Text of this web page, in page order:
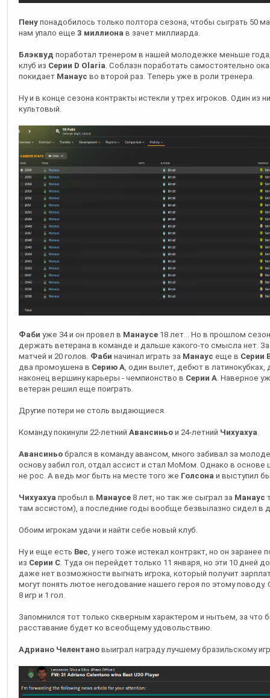
клуб изСерии D Olaria. Соблазн поработать самостоятельно
покидает Манаусво второй раз. Теперь уже в роли тренера.
Ну и в конце сезона контракты истекли у трех игроков. Один из
культовый.
Фаби уже 34 и он провел в
18 лет... Но в прошлом
матчей и 20 голов.Фабиначинал играть заМанаусеще вСерии
наконец вершину карьеры - чемпионство вСерии А. Наверное
ветеран решил еще поиграть.
Другие потери не столь выдающиеся.
Команду покинули 22-летнийАвансиньо
Авансиньобрался в команду авансом, много забивал за
не рос. А ведь мог быть на месте того же Голсонаи выступил
Чихуахуапробыл вМанаусе8 лет, но так же сыграл заМанаус
там ассистом), а последние годы вообще безвылазно сидел в
Ну и еще естьВес, у него тоже истекал контракт, но он
даже нет возможности выгнать игрока, который получит
8 игр и 1 гол.
Запомнился тот только скверным характером и нытьем, за что
расставание будет ко всеобщему удовольствию.